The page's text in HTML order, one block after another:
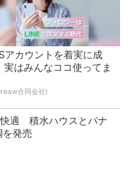
アカウントを着実に成
実はみんなココ使ってま
合同会社)
快適 積水ハウスとパナ
を発売